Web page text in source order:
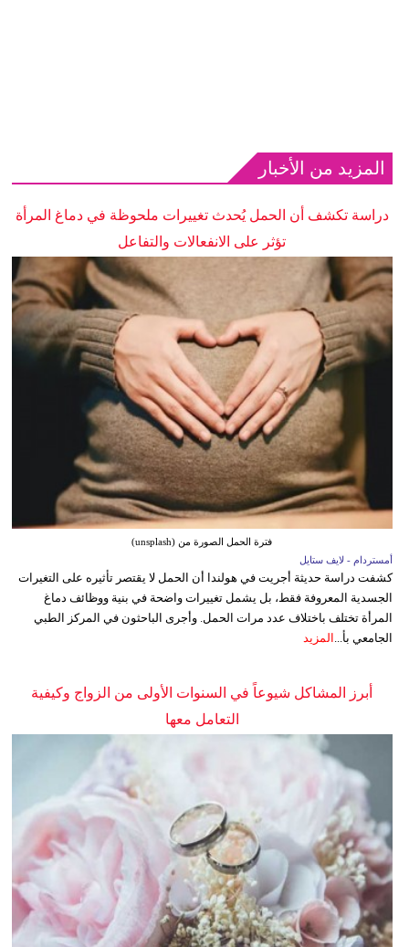
المزيد من الأخبار
دراسة تكشف أن الحمل يُحدث تغييرات ملحوظة في دماغ المرأة
تؤثر على الانفعالات والتفاعل
فترة الحمل الصورة من (unsplash)
أمستردام - لايف ستايل
كشفت دراسة حديثة أجريت في هولندا أن الحمل لا يقتصر تأثيره على التغيرات
الجسدية المعروفة فقط، بل يشمل تغييرات واضحة في بنية ووظائف دماغ
المرأة تختلف باختلاف عدد مرات الحمل. وأجرى الباحثون في المركز الطبي
الجامعي بأ... المزيد
أبرز المشاكل شيوعاً في السنوات الأولى من الزواج وكيفية
التعامل معها